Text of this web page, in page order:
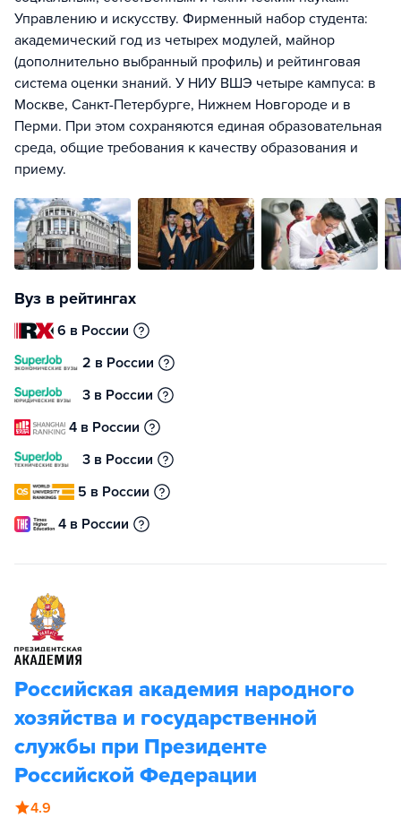
Управлению и искусству. Фирменный набор студента:
академический год из четырех модулей, майнор
(дополнительно выбранный профиль) и рейтинговая
система оценки знаний. У НИУ ВШЭ четыре кампуса: в
Москве, Санкт-Петербурге, Нижнем Новгороде и в
Перми. При этом сохраняются единая образовательная
среда, общие требования к качеству образования и
приему.
Вуз в рейтингах
6 в России
2 в России
3 в России
4 в России
3 в России
5 в России
4 в России
Российская академия народного
хозяйства и государственной
службы при Президенте
Российской Федерации
4.9